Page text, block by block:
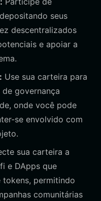
seus
descentralizados
e apoiar a
Use sua carteira para
governança
onde você pode
se envolvido com
sua carteira a
e DApps que
tokens, permitindo
comunitárias